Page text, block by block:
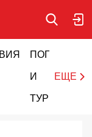
ПОГОДА
И
ТУРИЗМ
ЕЩЕ